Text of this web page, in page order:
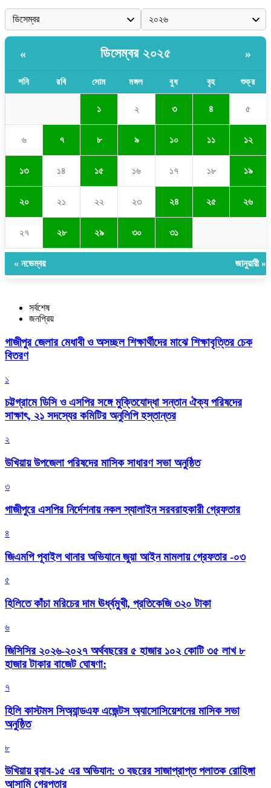
« ডিসেম্বর ২০২৫ »
শনি রবি সোম মঙ্গল বুধ বৃহ শুক্র
১ ২ ৩ ৪ ৫
৬ ৭ ৮ ৯ ১০ ১১ ১২
১৩ ১৪ ১৫ ১৬ ১৭ ১৮ ১৯
২০ ২১ ২২ ২৩ ২৪ ২৫ ২৬
২৭ ২৮ ২৯ ৩০ ৩১
« নভেম্বর জানুয়ারী »
সর্বশেষ
জনপ্রিয়
গাজীপুর জেলার মেধাবী ও অসচ্ছল শিক্ষার্থীদের মাঝে শিক্ষাবৃত্তির চেক
বিতরণ
১
চট্টগ্রামে ডিসি ও এসপির সঙ্গে মুক্তিযোদ্ধা সন্তান ঐক্য পরিষদের
সাক্ষাৎ, ২১ সদস্যের কমিটির অনুলিপি হস্তান্তর
২
উখিয়ায় উপজেলা পরিষদের মাসিক সাধারণ সভা অনুষ্ঠিত
৩
গাজীপুরে এসপির নির্দেশনায় নকল স্যালাইন সরবরাহকারী গ্রেফতার
৪
জিএমপি পূবাইল থানার অভিযানে জুয়া আইন মামলায় গ্রেফতার -০৩
৫
হিলিতে কাঁচা মরিচের দাম ঊর্ধ্বমুখী, প্রতিকেজি ৩২০ টাকা
৬
জিসিসির ২০২৬-২০২৭ অর্থবছরের ৫ হাজার ১০২ কোটি ৩৫ লাখ ৮
হাজার টাকার বাজেট ঘোষণা:
৭
হিলি কাস্টমস সিঅ্যান্ডএফ এজেন্টস অ্যাসোসিয়েশনের মাসিক সভা
অনুষ্ঠিত
৮
উখিয়ায় র‍্যাব-১৫ এর অভিযান: ৩ বছরের সাজাপ্রাপ্ত পলাতক রোহিঙ্গা
আসামি গ্রেপ্তার